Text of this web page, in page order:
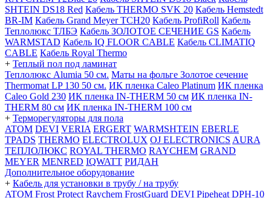
SHTEIN DS18 Red Кабель THERMO SVK 20 Кабель Hemstedt
BR-IM Кабель Grand Meyer TCH20 Кабель ProfiRoll Кабель
Теплолюкс ТЛБЭ Кабель ЗОЛОТОЕ СЕЧЕНИЕ GS Кабель
WARMSTAD Кабель IQ FLOOR CABLE Кабель CLIMATIQ
CABLE Кабель Royal Thermo
+ Теплый пол под ламинат
Теплолюкс Alumia 50 см. Маты на фольге Золотое сечение
Thermomat LP 130 50 cм. ИК пленка Caleo Platinum ИК пленка
Caleo Gold 230 ИК пленка IN-THERM 50 см ИК пленка IN-
THERM 80 см ИК пленка IN-THERM 100 см
+ Терморегуляторы для пола
ATOM DEVI VERIA ERGERT WARMSHTEIN EBERLE
TPADS THERMO ELECTROLUX OJ ELECTRONICS AURA
ТЕПЛОЛЮКС ROYAL THERMO RAYCHEM GRAND
MEYER MENRED IQWATT РИДАН
Дополнительное оборудование
+ Кабель для установки в трубу / на трубу
ATOM Frost Protect Raychem FrostGuard DEVI Pipeheat DPH-10